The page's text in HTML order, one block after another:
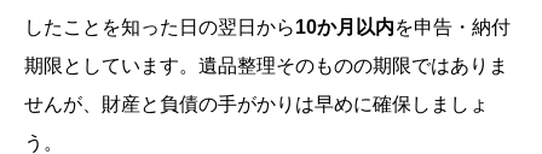
したことを知った日の翌日から10か月以内を申告・納付
期限としています。遺品整理そのものの期限ではありま
せんが、財産と負債の手がかりは早めに確保しましょ
う。